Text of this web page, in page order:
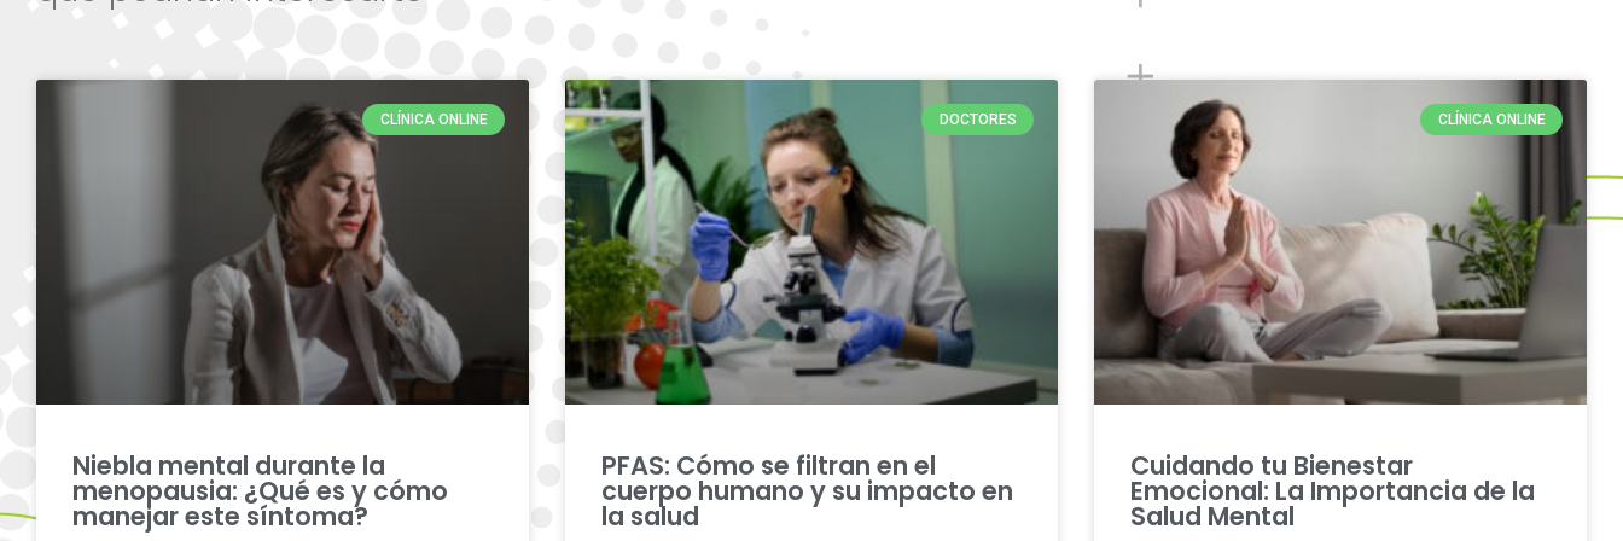
CLÍNICA ONLINE
Niebla mental durante la
menopausia: ¿Qué es y cómo
manejar este síntoma?
DOCTORES
PFAS: Cómo se filtran en el
cuerpo humano y su impacto en
la salud
CLÍNICA ONLINE
Cuidando tu Bienestar
Emocional: La Importancia de la
Salud Mental